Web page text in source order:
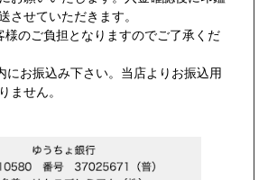
させていただきます。
のご負担となりますのでご了承くだ
にお振込み下さい。当店よりお振込用
ません。